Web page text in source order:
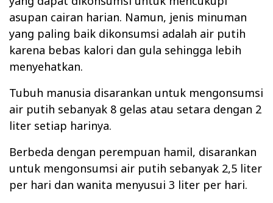
asupan cairan harian. Namun, jenis minuman
yang paling baik dikonsumsi adalah air putih
karena bebas kalori dan gula sehingga lebih
menyehatkan.
Tubuh manusia disarankan untuk mengonsumsi
air putih sebanyak 8 gelas atau setara dengan 2
liter setiap harinya.
Berbeda dengan perempuan hamil, disarankan
untuk mengonsumsi air putih sebanyak 2,5 liter
per hari dan wanita menyusui 3 liter per hari.